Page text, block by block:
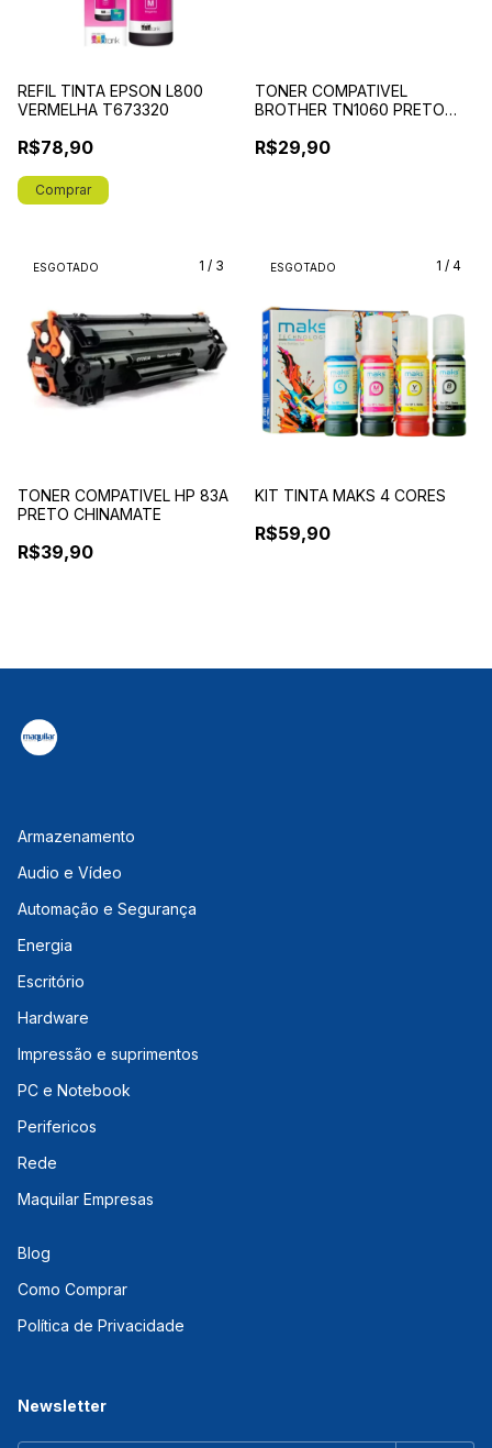
REFIL TINTA EPSON L800
VERMELHA T673320
R$78,90
TONER COMPATIVEL
BROTHER TN1060 PRETO
R$29,90
1 / 3
ESGOTADO
TONER COMPATIVEL HP 83A
PRETO CHINAMATE
R$39,90
1 / 4
ESGOTADO
KIT TINTA MAKS 4 CORES
R$59,90
Armazenamento
Audio e Vídeo
Automação e Segurança
Energia
Escritório
Hardware
Impressão e suprimentos
PC e Notebook
Perifericos
Rede
Maquilar Empresas
Blog
Como Comprar
Política de Privacidade
Newsletter